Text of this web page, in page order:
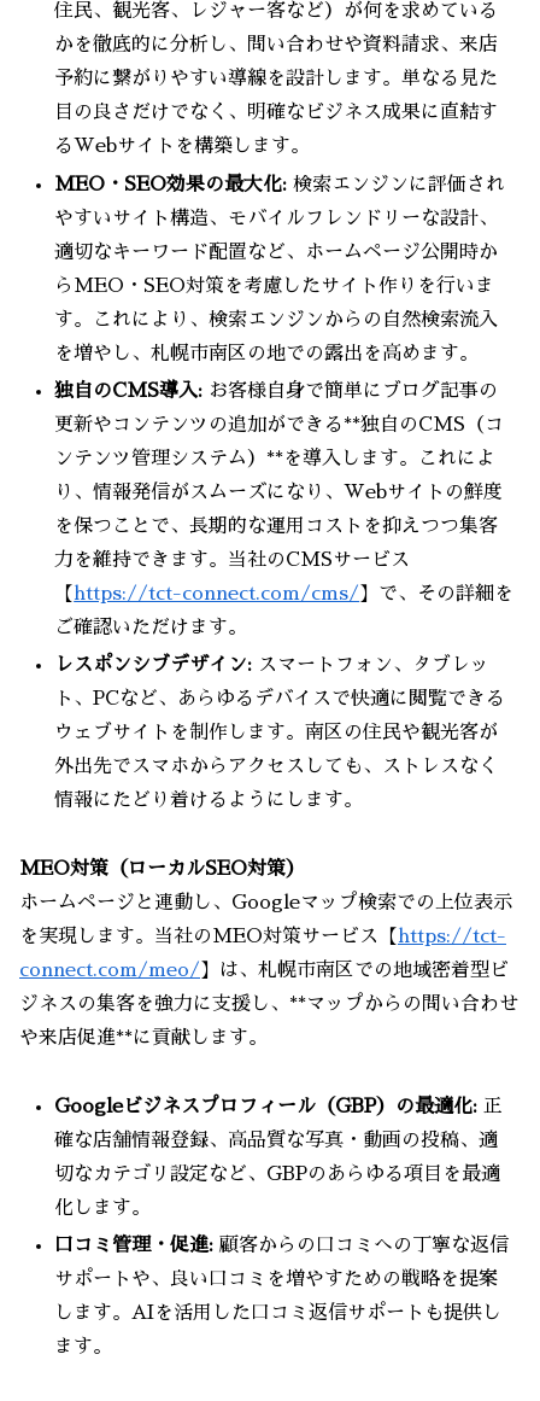
住民、観光客、レジャー客など）が何を求めている
かを徹底的に分析し、問い合わせや資料請求、来店
予約に繋がりやすい導線を設計します。単なる見た
目の良さだけでなく、明確なビジネス成果に直結す
るWebサイトを構築します。
MEO・SEO効果の最大化: 検索エンジンに評価され
やすいサイト構造、モバイルフレンドリーな設計、
適切なキーワード配置など、ホームページ公開時か
らMEO・SEO対策を考慮したサイト作りを行いま
す。これにより、検索エンジンからの自然検索流入
を増やし、札幌市南区の地での露出を高めます。
独自のCMS導入: お客様自身で簡単にブログ記事の
更新やコンテンツの追加ができる**独自のCMS（コ
ンテンツ管理システム）**を導入します。これによ
り、情報発信がスムーズになり、Webサイトの鮮度
を保つことで、長期的な運用コストを抑えつつ集客
力を維持できます。当社のCMSサービス
【 https://tct-connect.com/cms/ 】で、その詳細を
ご確認いただけます。
レスポンシブデザイン: スマートフォン、タブレッ
ト、PCなど、あらゆるデバイスで快適に閲覧できる
ウェブサイトを制作します。南区の住民や観光客が
外出先でスマホからアクセスしても、ストレスなく
情報にたどり着けるようにします。
MEO対策（ローカルSEO対策）
ホームページと連動し、Googleマップ検索での上位表示
を実現します。当社のMEO対策サービス【 https://tct-
connect.com/meo/ 】は、札幌市南区での地域密着型ビ
ジネスの集客を強力に支援し、**マップからの問い合わせ
や来店促進**に貢献します。
Googleビジネスプロフィール（GBP）の最適化: 正
確な店舗情報登録、高品質な写真・動画の投稿、適
切なカテゴリ設定など、GBPのあらゆる項目を最適
化します。
口コミ管理・促進: 顧客からの口コミへの丁寧な返信
サポートや、良い口コミを増やすための戦略を提案
します。AIを活用した口コミ返信サポートも提供し
ます。